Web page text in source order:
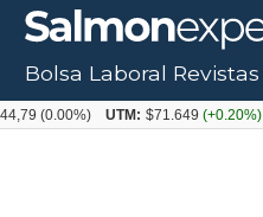
Bolsa Laboral Revistas
UTM: $71.649(+0.20%) Dólar: